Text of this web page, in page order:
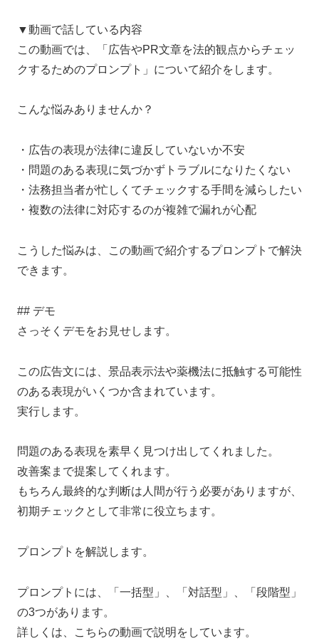
▼動画で話している内容
この動画では、「広告やPR文章を法的観点からチェッ
クするためのプロンプト」について紹介をします。
こんな悩みありませんか？
・広告の表現が法律に違反していないか不安
・問題のある表現に気づかずトラブルになりたくない
・法務担当者が忙しくてチェックする手間を減らしたい
・複数の法律に対応するのが複雑で漏れが心配
こうした悩みは、この動画で紹介するプロンプトで解決
できます。
## デモ
さっそくデモをお見せします。
この広告文には、景品表示法や薬機法に抵触する可能性
のある表現がいくつか含まれています。
実行します。
問題のある表現を素早く見つけ出してくれました。
改善案まで提案してくれます。
もちろん最終的な判断は人間が行う必要がありますが、
初期チェックとして非常に役立ちます。
プロンプトを解説します。
プロンプトには、「一括型」、「対話型」、「段階型」
の3つがあります。
詳しくは、こちらの動画で説明をしています。